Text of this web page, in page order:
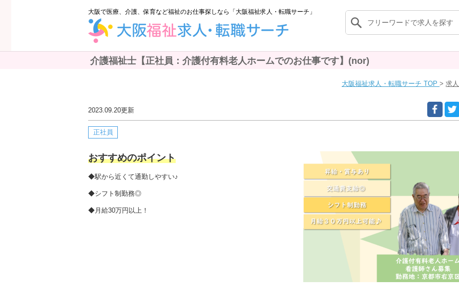
大阪で医療、介護、保育など福祉のお仕事探しなら「大阪福祉求人・転職サーチ」
介護福祉士【正社員：介護付有料老人ホームでのお仕事です】(nor)
大阪福祉求人・転職サーチ TOP 求
2023.09.20更新
正社員
おすすめのポイント
◆駅から近くて通勤しやすい♪
◆シフト制勤務◎
◆月給30万円以上！